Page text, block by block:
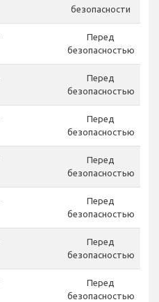
безопасности
Перед
безопасностью
Перед
безопасностью
Перед
безопасностью
Перед
безопасностью
Перед
безопасностью
Перед
безопасностью
Перед
безопасностью